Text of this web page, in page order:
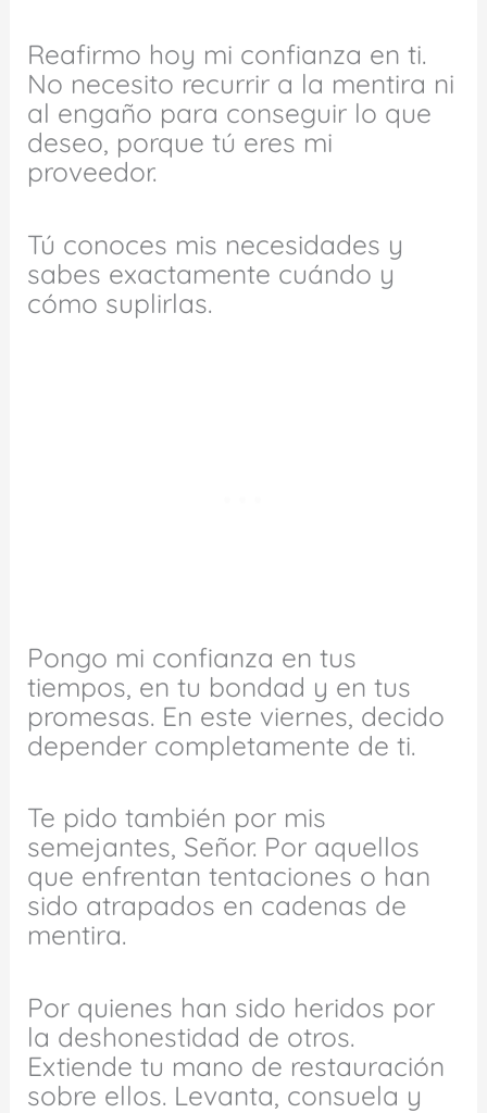
Reafirmo hoy mi confianza en ti.
No necesito recurrir a la mentira ni
al engaño para conseguir lo que
deseo, porque tú eres mi
proveedor.
Tú conoces mis necesidades y
sabes exactamente cuándo y
cómo suplirlas.
Pongo mi confianza en tus
tiempos, en tu bondad y en tus
promesas. En este viernes, decido
depender completamente de ti.
Te pido también por mis
semejantes, Señor. Por aquellos
que enfrentan tentaciones o han
sido atrapados en cadenas de
mentira.
Por quienes han sido heridos por
la deshonestidad de otros.
Extiende tu mano de restauración
sobre ellos. Levanta, consuela y